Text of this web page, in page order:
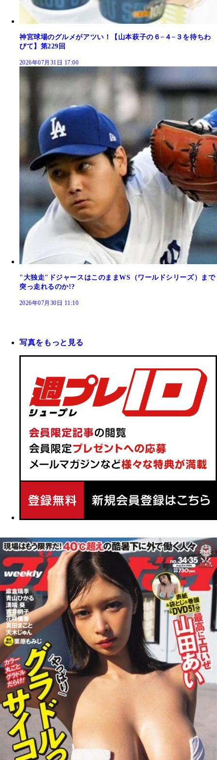
神宮球場のグルメがアツい！【山本萩子の６−４−３を待ちわ
びて】第229回
2026年07月31日 17:00
"大独走"ドジャースはこのままWS（ワールドシリーズ）まで
突っ走れるのか!?
2026年07月30日 11:10
写真をもっと見る